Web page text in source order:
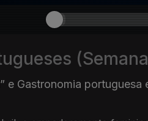
e Gastronomia portuguesa